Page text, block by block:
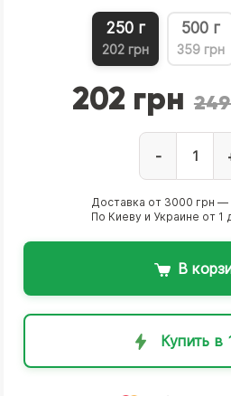
250 г
202 грн
500 г
359 грн
202 грн
-
Доставка от 3000 грн —
По Киеву и Украине от 1
В
Купить в